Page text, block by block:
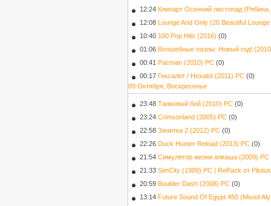
12:24 Клипарт Осенний листопад
12:08 Lounge And Only (20 Beautiful
10:40 100 Pop Hits (2016) (0)
01:06 Волшебные пазлы: Новый год!
00:41 Pacman (2010) PC (0)
00:17 Гексалот / Hexalot (2011) PC (0)
09 Октября, Воскресенье
23:48 Танковый бой (2010) PC (0)
23:24 Crimsonland (2005) PC (0)
22:58 Зенитка 2 (2012) PC (0)
22:26 Duck Hunter Reload (2013) PC (0)
21:54 Симулятор жизни алкаша (2009) РС
21:33 SimCity (1989) PC | RePack от Pilotus
20:59 Boulder Dash (2008) PC (0)
13:14 Future Sound Of Egypt 450 (Mixed